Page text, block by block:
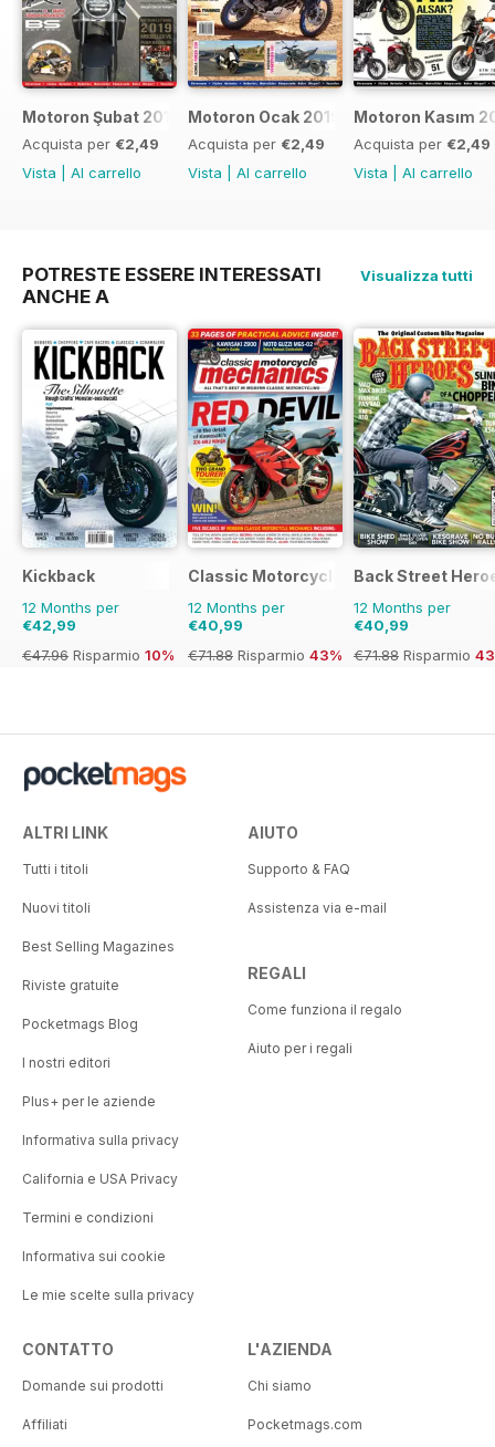
Motoron Şubat 2019
Acquista per €2,49
Vista
Al carrello
Motoron Ocak 2019
Acquista per €2,49
Vista
Al carrello
Motoron Kasım
Acquista per €2,49
Vista
Al carrello
POTRESTE ESSERE INTERESSATI
ANCHE A
Visualizza tutti
Kickback
12 Months per
€42,99
€47.96 Risparmio 10%
Classic Motorcycle Mechanics
12 Months per
€40,99
€71.88 Risparmio 43%
Back Street
12 Months per
€40,99
€71.88 Risparmio
ALTRI LINK
Tutti i titoli
Nuovi titoli
Best Selling Magazines
Riviste gratuite
Pocketmags Blog
I nostri editori
Plus+ per le aziende
Informativa sulla privacy
California e USA Privacy
Termini e condizioni
Informativa sui cookie
Le mie scelte sulla privacy
AIUTO
Supporto & FAQ
Assistenza via e-mail
REGALI
Come funziona il regalo
Aiuto per i regali
CONTATTO
Domande sui prodotti
Affiliati
L'AZIENDA
Chi siamo
Pocketmags.com